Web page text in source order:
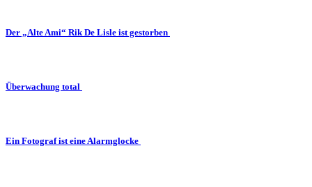
Der „Alte Ami“ Rik De Lisle ist gestorben
Überwachung total
Ein Fotograf ist eine Alarmglocke